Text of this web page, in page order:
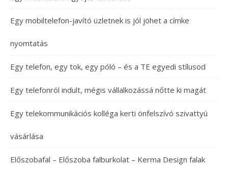
Egy mobiltelefon-javító üzletnek is jól jöhet a címke
nyomtatás
Egy telefon, egy tok, egy póló – és a TE egyedi stílusod
Egy telefonról indult, mégis vállalkozássá nőtte ki magát
Egy telekommunikációs kolléga kerti önfelszívó szivattyú
vásárlása
Előszobafal – Előszoba falburkolat – Kerma Design falak